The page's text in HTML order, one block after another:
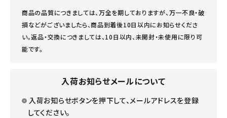
商品の品質につきましては、万全を期しておりますが、万一不良・破
損などがございましたら、商品到着後10日以内にお知らせくださ
い。返品・交換につきましては、10日以内、未開封・未使用に限り可
能です。
入荷お知らせメールについて
入荷お知らせボタンを押下して、メールアドレスを登録
してください。